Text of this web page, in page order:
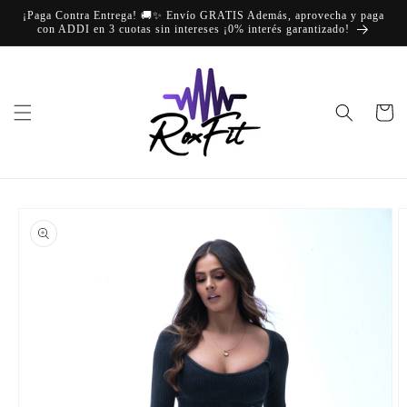
directamente
¡Paga Contra Entrega! 🚚✨ Envío GRATIS Además, aprovecha y paga
con ADDI en 3 cuotas sin intereses ¡0% interés garantizado!
Carrito
a la
información